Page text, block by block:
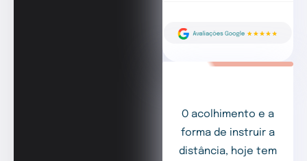
O acolhimento e a
forma de instruir a
distância, hoje tem